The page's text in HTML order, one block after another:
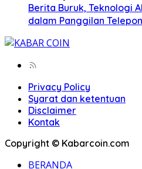
Berita Buruk, Teknologi
dalam Panggilan Telepon
Privacy Policy
Syarat dan ketentuan
Disclaimer
Kontak
Copyright © Kabarcoin.com
BERANDA